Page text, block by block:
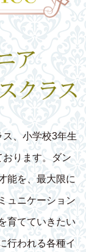
、小学校3年生
ります。ダン
能を、最大限に
ュニケーション
育てていきたい
行われる各種イ